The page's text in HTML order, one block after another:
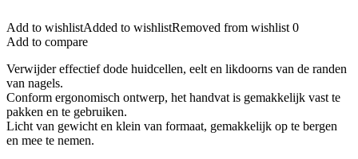
Add to wishlistAdded to wishlistRemoved from wishlist 0
Add to compare
Verwijder effectief dode huidcellen, eelt en likdoorns van de randen
van nagels.
Conform ergonomisch ontwerp, het handvat is gemakkelijk vast te
pakken en te gebruiken.
Licht van gewicht en klein van formaat, gemakkelijk op te bergen
en mee te nemen.